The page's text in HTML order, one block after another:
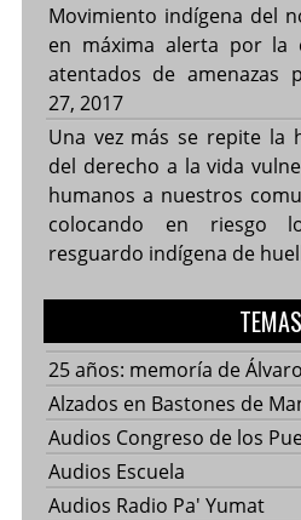
Movimiento indígena del
en máxima alerta por la
atentados de amenazas
27, 2017
Una vez más se repite la
del derecho a la vida
humanos a nuestros
colocando en riesgo
resguardo indígena de
TEMAS
25 años: memoría de
Alzados en Bastones de
Audios Congreso de los
Audios Escuela
Audios Radio Pa' Yumat